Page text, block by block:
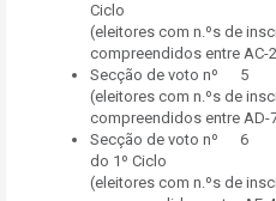
Ciclo
(eleitores com n.ºs de
compreendidos entre AC-
Secção de voto nº 5
(eleitores com n.ºs de
compreendidos entre AD-
Secção de voto nº 6
do 1º Ciclo
(eleitores com n.ºs de